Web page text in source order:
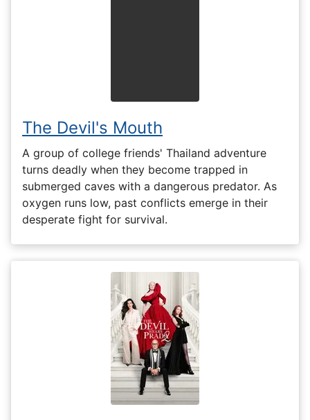
The Devil's Mouth
A group of college friends' Thailand adventure
turns deadly when they become trapped in
submerged caves with a dangerous predator. As
oxygen runs low, past conflicts emerge in their
desperate fight for survival.